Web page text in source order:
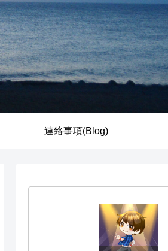
連絡事項(Blog)